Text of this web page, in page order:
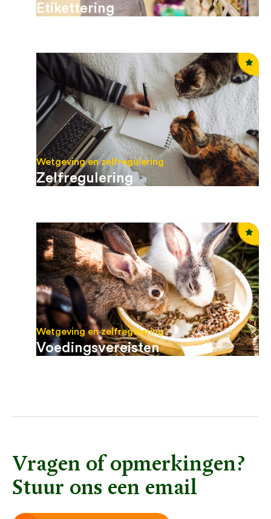
Etikettering
Wetgeving en zelfregulering
Zelfregulering
Wetgeving en zelfregulering
Voedingsvereisten
Vragen of opmerkingen?
Stuur ons een email